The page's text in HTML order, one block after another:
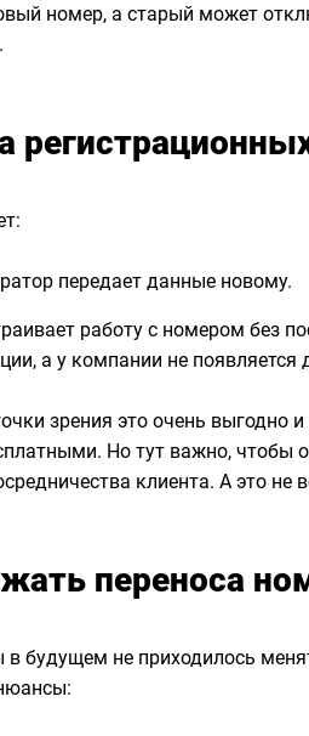
номер, а старый может
передает данные новому.
работу с номером без
а у компании не
зрения это очень выгодно
Но тут важно, чтобы
клиента. А это не
переноса
в будущем не приходилось